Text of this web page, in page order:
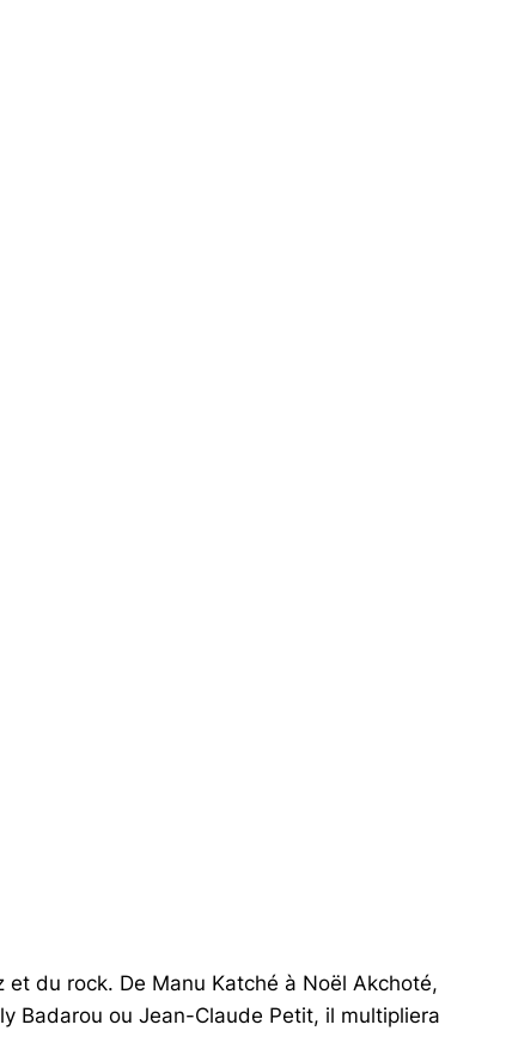
du rock. De Manu Katché à Noël Akchoté,
Badarou ou Jean-Claude Petit, il multipliera